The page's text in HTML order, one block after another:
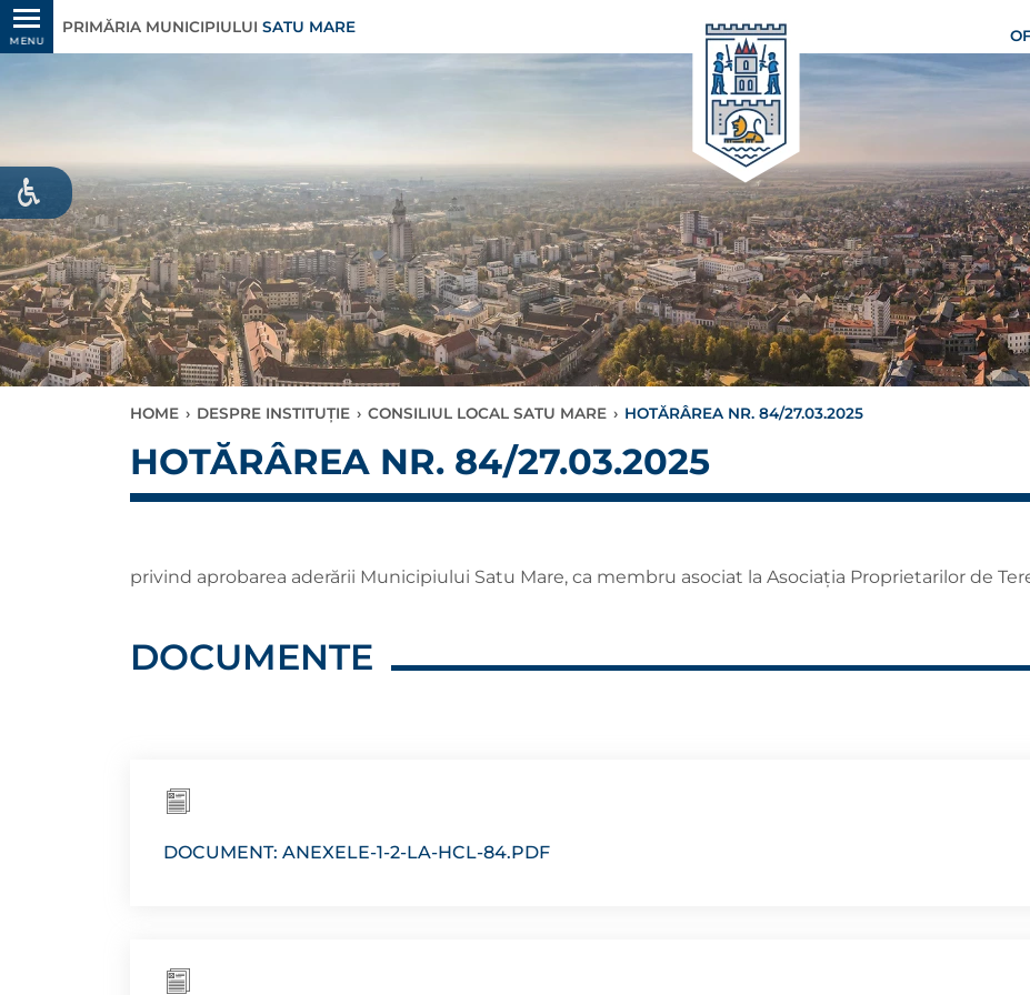
MENU
PRIMĂRIA MUNICIPIULUI SATU MARE
HOME › DESPRE INSTITUȚIE › CONSILIUL LOCAL SATU MARE › HOTĂRÂREA NR. 84/27.03.2025
HOTĂRÂREA NR. 84/27.03.2025
privind aprobarea aderării Municipiului Satu Mare, ca membru asociat la Asociaţia Proprietarilor de
DOCUMENTE
DOCUMENT: ANEXELE-1-2-LA-HCL-84.PDF